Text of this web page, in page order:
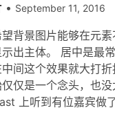
• September 11, 2016
背景图片能够在元
出主体。 居中是最常
间这个效果就大打
仅是一个念头，也
上听到有位嘉宾做